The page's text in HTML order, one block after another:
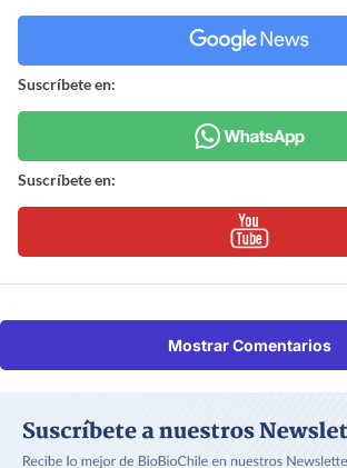
Suscríbete en:
Suscríbete en:
Mostrar Comentarios